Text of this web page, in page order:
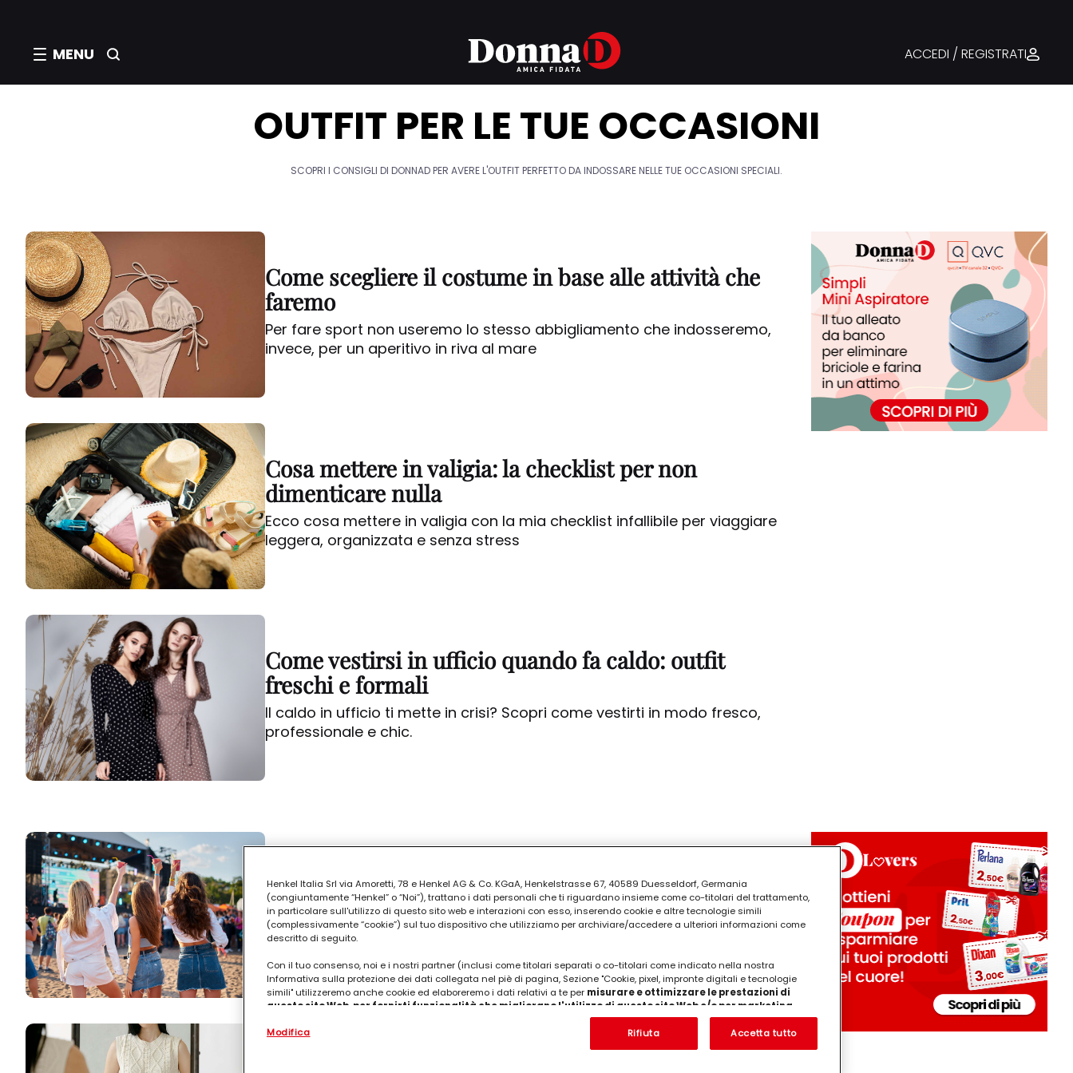
MENU ACCEDI / REGISTRATI
OUTFIT PER LE TUE OCCASIONI
SCOPRI I CONSIGLI DI DONNAD PER AVERE L'OUTFIT PERFETTO DA INDOSSARE NELLE TUE OCCASIONI SPECIALI.
Come scegliere il costume in base alle attività che
faremo
Per fare sport non useremo lo stesso abbigliamento che indosseremo,
invece, per un aperitivo in riva al mare
Cosa mettere in valigia: la checklist per non
dimenticare nulla
Ecco cosa mettere in valigia con la mia checklist infallibile per viaggiare
leggera, organizzata e senza stress
Come vestirsi in ufficio quando fa caldo: outfit
freschi e formali
Il caldo in ufficio ti mette in crisi? Scopri come vestirti in modo fresco,
professionale e chic.
Cool ma comodo: outfit da festival che non ti fanno
morire di caldo
Come vestirsi ai festival estivi: consigli per creare look freschi, pratici e
stilosi con abiti leggeri, scarpe adatte e dettagli originali.
Henkel Italia Srl via Amoretti, 78 e Henkel AG & Co. KGaA, Henkelstrasse 67, 40589 Duesseldorf, Germania
(congiuntamente “Henkel” o “Noi”), trattano i dati personali che ti riguardano insieme come co-titolari del trattamento,
in particolare sull'utilizzo di questo sito web e interazioni con esso, inserendo cookie e altre tecnologie simili
(complessivamente “cookie”) sul tuo dispositivo che utilizziamo per archiviare/accedere a ulteriori informazioni come
descritto di seguito.
Con il tuo consenso, noi e i nostri partner (inclusi come titolari separati o co-titolari come indicato nella nostra
Informativa sulla protezione dei dati collegata nel piè di pagina, Sezione "Cookie, pixel, impronte digitali e tecnologie
simili" utilizzeremo anche cookie ed elaboreremo i dati relativi a te per misurare e ottimizzare le prestazioni di
questo sito Web, per fornirti funzionalità che migliorano l'utilizzo di questo sito Web e/o per marketing
. Analizzeremo il tuo utilizzo di questo sito Web e le tue interazioni commerciali con noi
(rispettivamente dell'azienda per cui lavori) per) e su tale base tracciare i tuoi acquisti dei nostri prodotti su siti Web di
terzi, conservare le nostre informazioni sulle entità commerciali e creare profili individuali su di te che potrebbero essere
Modifica Rifiuta Accetta tutto